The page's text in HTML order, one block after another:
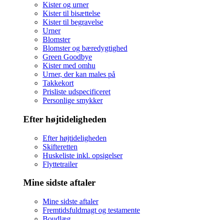
Kister og urner
Kister til bisættelse
Kister til begravelse
Urner
Blomster
Blomster og bæredygtighed
Green Goodbye
Kister med omhu
Urner, der kan males på
Takkekort
Prisliste udspecificeret
Personlige smykker
Efter højtideligheden
Efter højtideligheden
Skifteretten
Huskeliste inkl. opsigelser
Flyttetrailer
Mine sidste aftaler
Mine sidste aftaler
Fremtidsfuldmagt og testamente